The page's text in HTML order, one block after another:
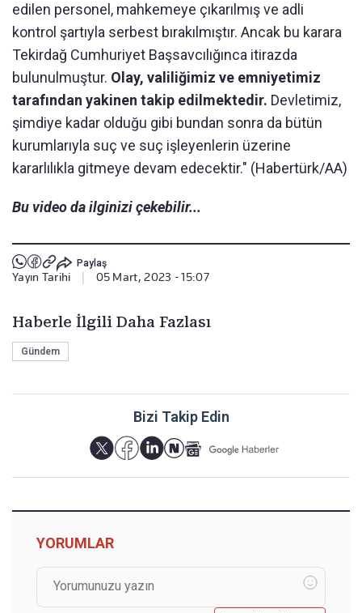
edilen personel, mahkemeye çıkarılmış ve adli
kontrol şartıyla serbest bırakılmıştır. Ancak bu karara
Tekirdağ Cumhuriyet Başsavcılığınca itirazda
bulunulmuştur. Olay, valiliğimiz ve emniyetimiz
tarafından yakinen takip edilmektedir. Devletimiz,
şimdiye kadar olduğu gibi bundan sonra da bütün
kurumlarıyla suç ve suç işleyenlerin üzerine
kararlılıkla gitmeye devam edecektir." (Habertürk/AA)
Bu video da ilginizi çekebilir...
Paylaş
Yayın Tarihi 05 Mart, 2023 - 15:07
Haberle İlgili Daha Fazlası
Gündem
Bizi Takip Edin
YORUMLAR